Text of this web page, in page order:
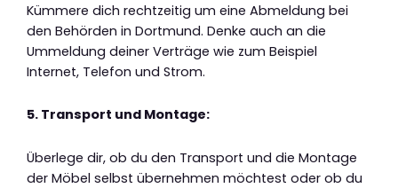
Kümmere dich rechtzeitig um eine Abmeldung bei
den Behörden in Dortmund. Denke auch an die
Ummeldung deiner Verträge wie zum Beispiel
Internet, Telefon und Strom.
5. Transport und Montage:
Überlege dir, ob du den Transport und die Montage
der Möbel selbst übernehmen möchtest oder ob du